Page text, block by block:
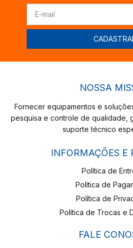
NOSSA
Fornecer equipamentos e
pesquisa e controle de qualidade,
suporte técnico
INFORMAÇÕES E
Política de
Política de
Política de
Política de Trocas e
FALE